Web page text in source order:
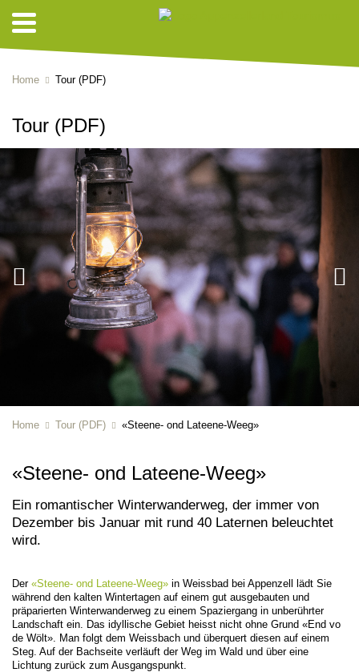
Home Tour (PDF)
Tour (PDF)
Home Tour (PDF) «Steene- ond Lateene-Weeg»
«Steene- ond Lateene-Weeg»
Ein romantischer Winterwanderweg, der immer von
Dezember bis Januar mit rund 40 Laternen beleuchtet
wird.
Der «Steene- ond Lateene-Weeg» in Weissbad bei Appenzell lädt Sie
während den kalten Wintertagen auf einem gut ausgebauten und
präparierten Winterwanderweg zu einem Spaziergang in unberührter
Landschaft ein. Das idyllische Gebiet heisst nicht ohne Grund «End vo
de Wölt». Man folgt dem Weissbach und überquert diesen auf einem
Steg. Auf der Bachseite verläuft der Weg im Wald und über eine
Lichtung zurück zum Ausgangspunkt.